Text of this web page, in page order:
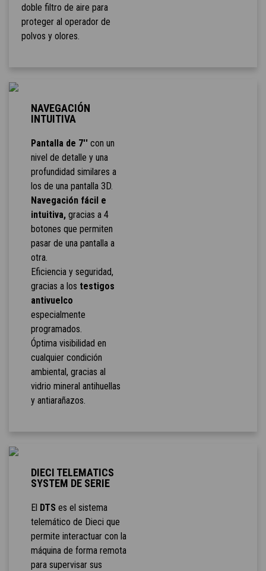
doble filtro de aire para
proteger al operador de
polvos y olores.
NAVEGACIÓN
INTUITIVA
Pantalla de 7''con un
nivel de detalle y una
profundidad similares a
los de una pantalla 3D.
Navegación fácil e
intuitiva,gracias a 4
botones que permiten
pasar de una pantalla a
otra.
Eficiencia y seguridad,
gracias a los testigos
antivuelco
especialmente
programados.
Óptima visibilidad en
cualquier condición
ambiental, gracias al
vidrio mineral antihuellas
y antiarañazos.
DIECI TELEMATICS
SYSTEM DE SERIE
El DTS es el sistema
telemático de Dieci que
permite interactuar con la
máquina de forma remota
para supervisar sus